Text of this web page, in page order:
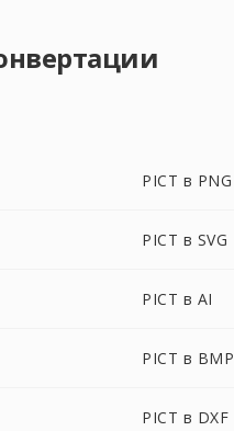
PICT в PNG
PICT в SVG
PICT в AI
PICT в BMP
PICT в DXF